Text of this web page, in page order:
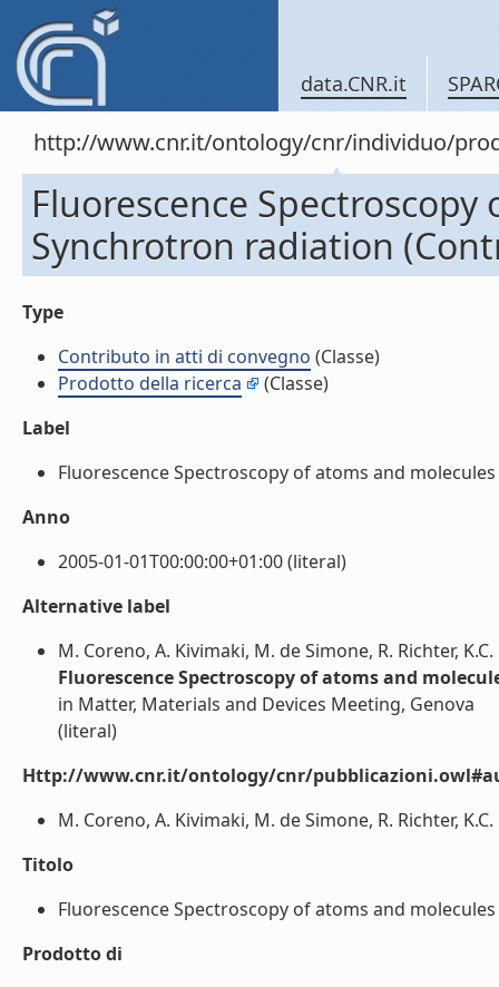
data.CNR.it
http://www.cnr.it/ontology/cnr/individuo/
Fluorescence
Synchrotron radiation
Type
Contributo in atti di convegno (Classe)
Prodotto della ricerca
(Classe)
Label
Fluorescence Spectroscopy of atoms and
Anno
2005-01-01T00:00:00+01:00 (literal)
Alternative label
M. Coreno, A. Kivimaki, M. de Simone, R. Richter,
Fluorescence Spectroscopy of atoms and
in Matter, Materials and Devices Meeting, Genova
(literal)
Http://www.cnr.it/ontology/cnr/
M. Coreno, A. Kivimaki, M. de Simone, R. Richter,
Titolo
Fluorescence Spectroscopy of atoms and
Prodotto di